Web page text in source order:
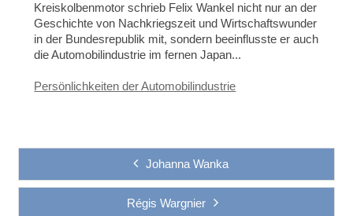
Kreiskolbenmotor schrieb Felix Wankel nicht nur an der
Geschichte von Nachkriegszeit und Wirtschaftswunder
in der Bundesrepublik mit, sondern beeinflusste er auch
die Automobilindustrie im fernen Japan...
Persönlichkeiten der Automobilindustrie
Johanna Wanka
Régis Wargnier